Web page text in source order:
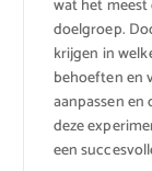
wat het
doelgroep.
krijgen in
behoeften en
aanpassen
deze
een